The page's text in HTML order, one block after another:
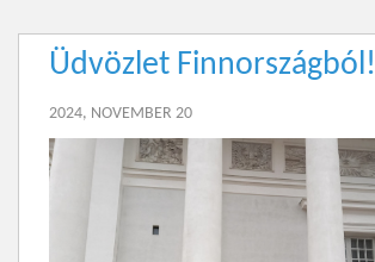
Üdvözlet Finnországból!
2024, NOVEMBER 20